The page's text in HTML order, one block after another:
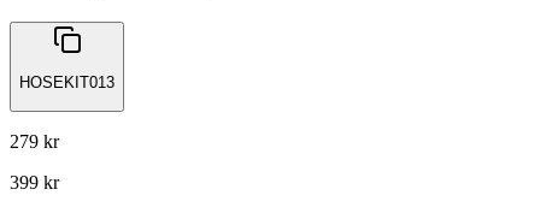
HOSEKIT013
279 kr
399 kr